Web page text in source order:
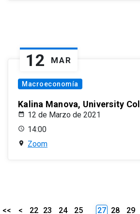
12 MAR
Macroeconomía
Kalina Manova, University
12 de Marzo de 2021
14:00
Zoom
<< < 22 23 24
25
27 28 29